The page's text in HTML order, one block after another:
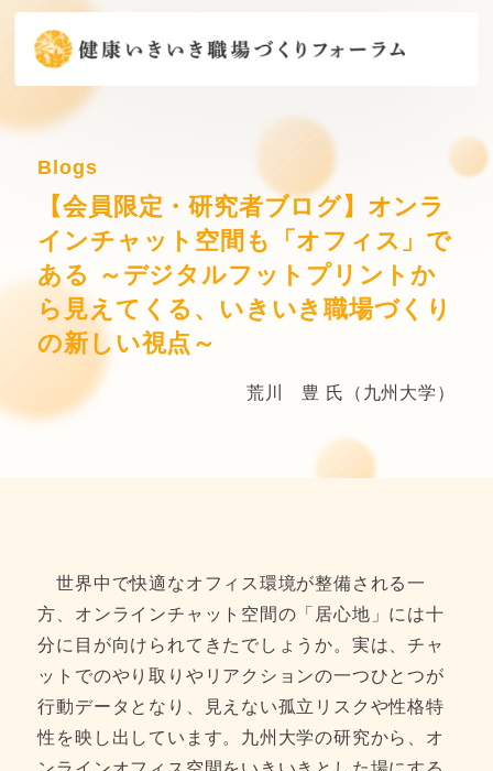
Blogs
【会員限定・研究者ブログ】オンラ
インチャット空間も「オフィス」で
ある ～デジタルフットプリントか
ら見えてくる、いきいき職場づくり
の新しい視点～
荒川 豊 氏（九州大学）
世界中で快適なオフィス環境が整備される一
方、オンラインチャット空間の「居心地」には十
分に目が向けられてきたでしょうか。実は、チャ
ットでのやり取りやリアクションの一つひとつが
行動データとなり、見えない孤立リスクや性格特
性を映し出しています。九州大学の研究から、オ